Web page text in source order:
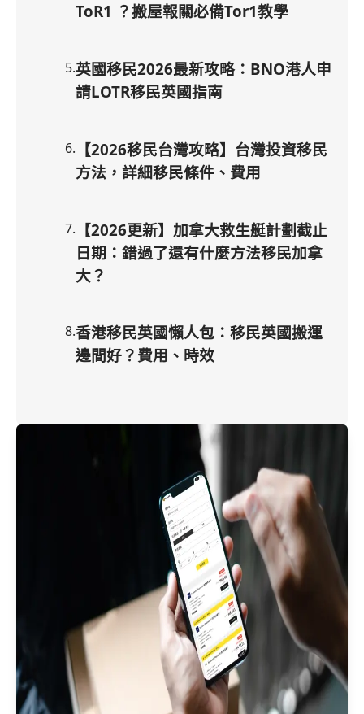
ToR1 ？搬屋報關必備Tor1教學
5.英國移民2026最新攻略：BNO港人申
請LOTR移民英國指南
6. 【2026移民台灣攻略】台灣投資移民
方法，詳細移民條件、費用
7. 【2026更新】加拿大救生艇計劃截止
日期：錯過了還有什麼方法移民加拿
大？
8.香港移民英國懶人包：移民英國搬運
邊間好？費用、時效